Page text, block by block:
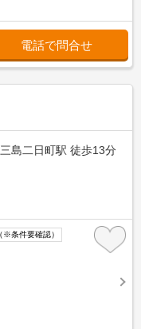
電話で問合せ
島二日町駅 徒歩13分
※条件要確認）